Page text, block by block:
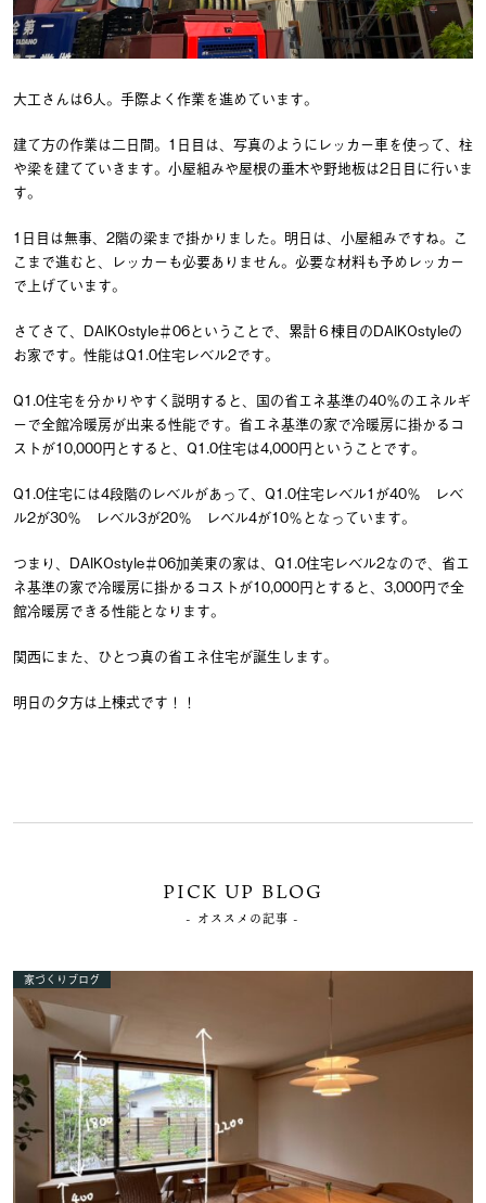
大工さんは6人。手際よく作業を進めています。
建て方の作業は二日間。1日目は、写真のようにレッカー車を使って、柱
や梁を建てていきます。小屋組みや屋根の垂木や野地板は2日目に行いま
す。
1日目は無事、2階の梁まで掛かりました。明日は、小屋組みですね。こ
こまで進むと、レッカーも必要ありません。必要な材料も予めレッカー
で上げています。
さてさて、DAIKOstyle＃06ということで、累計６棟目のDAIKOstyleの
お家です。性能はQ1.0住宅レベル2です。
Q1.0住宅を分かりやすく説明すると、国の省エネ基準の40％のエネルギ
ーで全館冷暖房が出来る性能です。省エネ基準の家で冷暖房に掛かるコ
ストが10,000円とすると、Q1.0住宅は4,000円ということです。
Q1.0住宅には4段階のレベルがあって、Q1.0住宅レベル1が40％ レベ
ル2が30％ レベル3が20％ レベル4が10％となっています。
つまり、DAIKOstyle＃06加美東の家は、Q1.0住宅レベル2なので、省エ
ネ基準の家で冷暖房に掛かるコストが10,000円とすると、3,000円で全
館冷暖房できる性能となります。
関西にまた、ひとつ真の省エネ住宅が誕生します。
明日の夕方は上棟式です！！
PICK UP BLOG
- オススメの記事 -
家づくりブログ